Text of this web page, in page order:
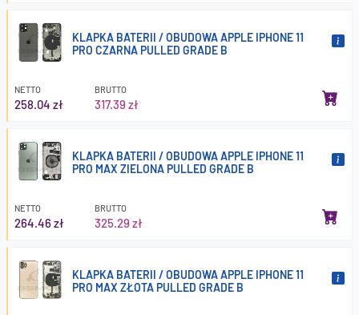
KLAPKA BATERII / OBUDOWA APPLE IPHONE 11
PRO CZARNA PULLED GRADE B
NETTO
258.04 zł
BRUTTO
317.39 zł
KLAPKA BATERII / OBUDOWA APPLE IPHONE 11
PRO MAX ZIELONA PULLED GRADE B
NETTO
264.46 zł
BRUTTO
325.29 zł
KLAPKA BATERII / OBUDOWA APPLE IPHONE 11
PRO MAX ZŁOTA PULLED GRADE B